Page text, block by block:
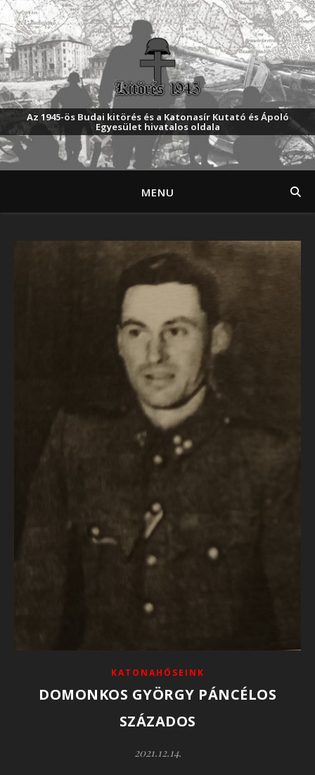
Az 1945-ös Budai kitörés és a Katonasír Kutató és Ápoló
Egyesület hivatalos oldala
MENU
KATONAHŐSEINK
DOMONKOS GYÖRGY PÁNCÉLOS
SZÁZADOS
2021.12.14.